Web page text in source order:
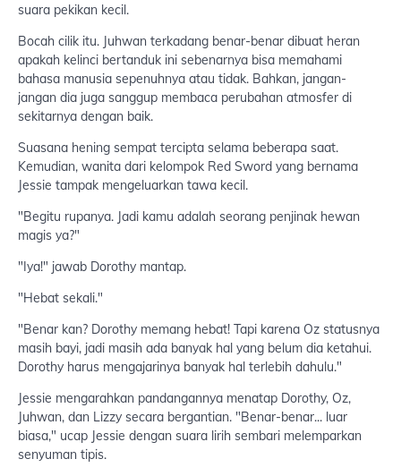
suara pekikan kecil.
Bocah cilik itu. Juhwan terkadang benar-benar dibuat heran
apakah kelinci bertanduk ini sebenarnya bisa memahami
bahasa manusia sepenuhnya atau tidak. Bahkan, jangan-
jangan dia juga sanggup membaca perubahan atmosfer di
sekitarnya dengan baik.
Suasana hening sempat tercipta selama beberapa saat.
Kemudian, wanita dari kelompok Red Sword yang bernama
Jessie tampak mengeluarkan tawa kecil.
"Begitu rupanya. Jadi kamu adalah seorang penjinak hewan
magis ya?"
"Iya!" jawab Dorothy mantap.
"Hebat sekali."
"Benar kan? Dorothy memang hebat! Tapi karena Oz statusnya
masih bayi, jadi masih ada banyak hal yang belum dia ketahui.
Dorothy harus mengajarinya banyak hal terlebih dahulu."
Jessie mengarahkan pandangannya menatap Dorothy, Oz,
Juhwan, dan Lizzy secara bergantian. "Benar-benar... luar
biasa," ucap Jessie dengan suara lirih sembari melemparkan
senyuman tipis.